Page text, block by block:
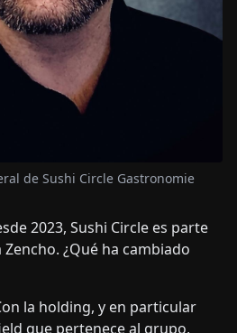
de Sushi Circle Gastronomie
2023, Sushi Circle es parte
¿Qué ha cambiado
la holding, y en particular
que pertenece al grupo,